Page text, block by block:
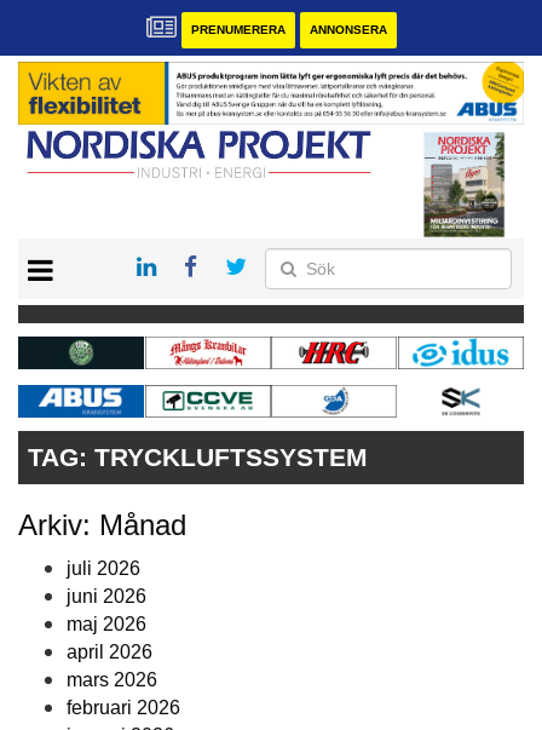
PRENUMERERA ANNONSERA
KONTAKT
VÅRA ANDRA MAGASIN
PRENUMERERA
ANNONSERA
TAG: TRYCKLUFTSSYSTEM
Arkiv: Månad
juli 2026
juni 2026
maj 2026
april 2026
mars 2026
februari 2026